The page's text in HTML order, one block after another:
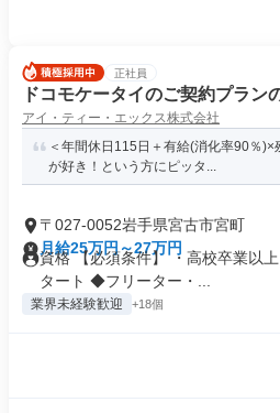
正社員
ドコモケータイのご契約プラン
アイ・ティー・エックス株式会社
＜年間休日115日＋有給(消化率90％
が好き！という方にピッタ...
〒027-0052岩手県宮古市宮町
月給25万円～27万円
資格 【必須条件】 ・高校卒業以
タート ◆フリーター・...
業界未経験歓迎 +18個